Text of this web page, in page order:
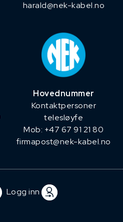
harald@nek-kabel.no
Hovednummer
Kontaktpersoner
telesløyfe
Mob: +47 67 91 21 80
firmapost@nek-kabel.no
Logg inn